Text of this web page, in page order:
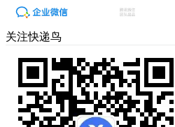
关注快递鸟